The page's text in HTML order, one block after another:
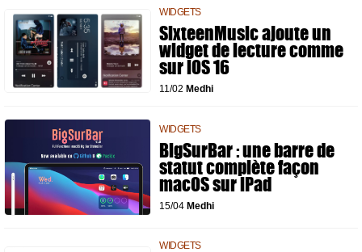
WIDGETS
SixteenMusic ajoute un
widget de lecture comme
sur iOS 16
11/02 Medhi
WIDGETS
BigSurBar : une barre de
statut complète façon
macOS sur iPad
15/04 Medhi
WIDGETS